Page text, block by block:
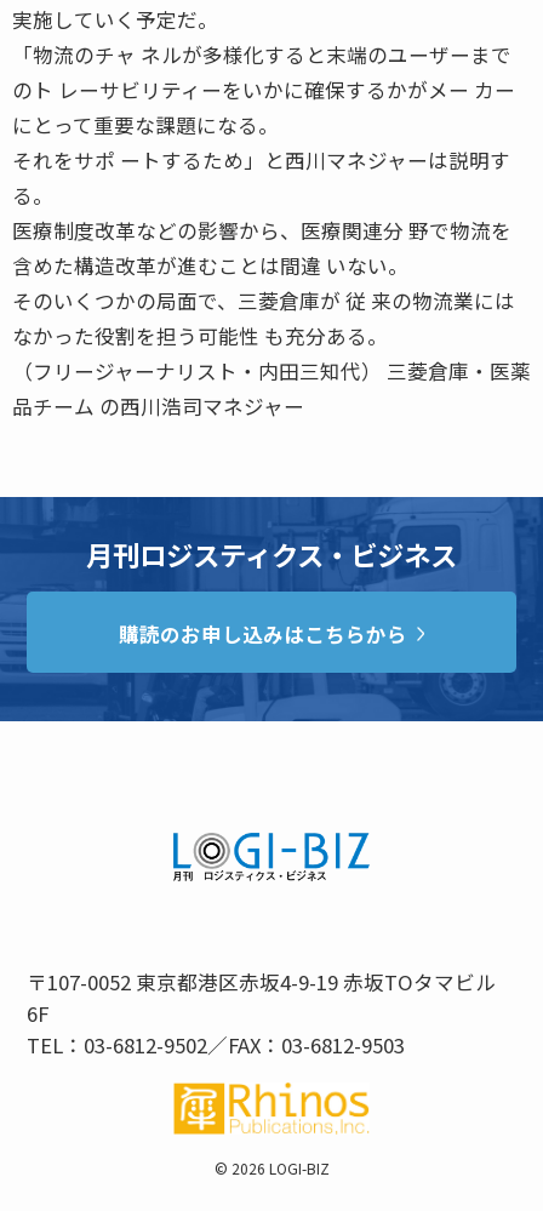
実施していく予定だ。
「物流のチャ ネルが多様化すると末端のユーザーまで
のト レーサビリティーをいかに確保するかがメー カー
にとって重要な課題になる。
それをサポ ートするため」と西川マネジャーは説明す
る。
医療制度改革などの影響から、医療関連分 野で物流を
含めた構造改革が進むことは間違 いない。
そのいくつかの局面で、三菱倉庫が 従 来の物流業には
なかった役割を担う可能性 も充分ある。
（フリージャーナリスト・内田三知代） 三菱倉庫・医薬
品チーム の西川浩司マネジャー
月刊ロジスティクス・ビジネス
購読のお申し込みはこちらから
〒107-0052 東京都港区赤坂4-9-19 赤坂TOタマビル
6F
TEL：03-6812-9502／FAX：03-6812-9503
© 2026 LOGI-BIZ